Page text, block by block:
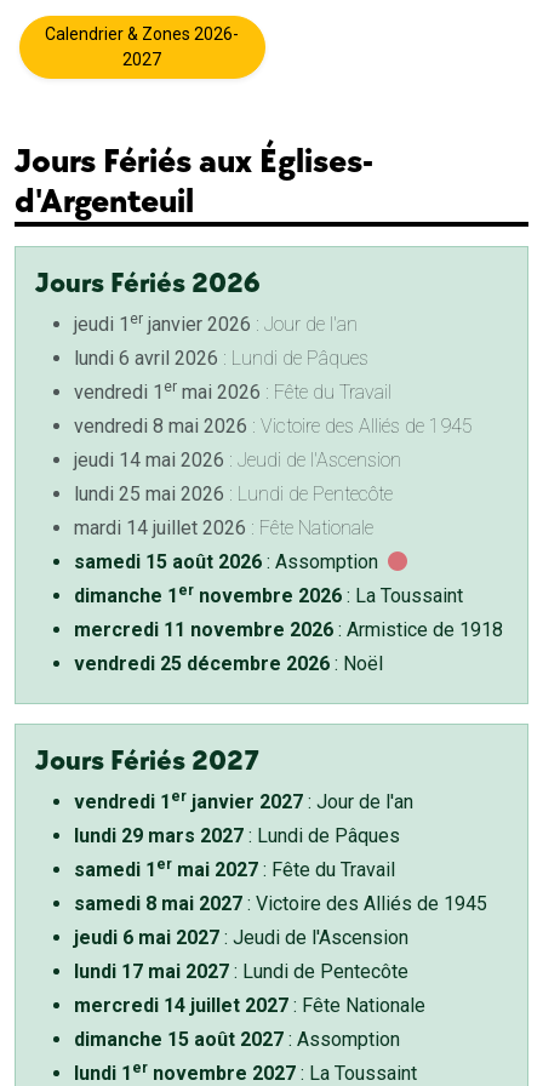
Calendrier & Zones 2026-
2027
Jours Fériés aux Églises-
d'Argenteuil
Jours Fériés 2026
jeudi 1 er janvier 2026 : Jour de l'an
lundi 6 avril 2026 : Lundi de Pâques
vendredi 1 er mai 2026 : Fête du Travail
vendredi 8 mai 2026 : Victoire des Alliés de 1945
jeudi 14 mai 2026 : Jeudi de l'Ascension
lundi 25 mai 2026 : Lundi de Pentecôte
mardi 14 juillet 2026 : Fête Nationale
samedi 15 août 2026 : Assomption
dimanche 1 er novembre 2026 : La Toussaint
mercredi 11 novembre 2026 : Armistice de 1918
vendredi 25 décembre 2026 : Noël
Jours Fériés 2027
vendredi 1 er janvier 2027 : Jour de l'an
lundi 29 mars 2027 : Lundi de Pâques
samedi 1 er mai 2027 : Fête du Travail
samedi 8 mai 2027 : Victoire des Alliés de 1945
jeudi 6 mai 2027 : Jeudi de l'Ascension
lundi 17 mai 2027 : Lundi de Pentecôte
mercredi 14 juillet 2027 : Fête Nationale
dimanche 15 août 2027 : Assomption
lundi 1 er novembre 2027 : La Toussaint